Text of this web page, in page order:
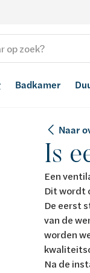
Badkamer
Naar
Is
Een
Dit wordt
De eerst
van de
worden
Na de